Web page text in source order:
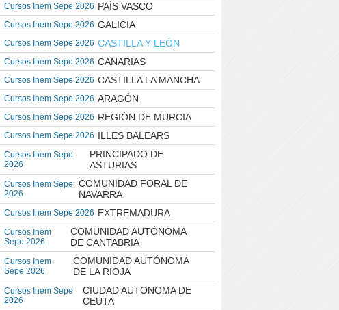
Cursos Inem Sepe 2026 PAÍS VASCO
Cursos Inem Sepe 2026 GALICIA
Cursos Inem Sepe 2026 CASTILLA Y LEÓN
Cursos Inem Sepe 2026 CANARIAS
Cursos Inem Sepe 2026 CASTILLA LA MANCHA
Cursos Inem Sepe 2026 ARAGÓN
Cursos Inem Sepe 2026 REGIÓN DE MURCIA
Cursos Inem Sepe 2026 ILLES BALEARS
Cursos Inem Sepe
2026
PRINCIPADO DE
ASTURIAS
Cursos Inem Sepe
2026
COMUNIDAD FORAL DE
NAVARRA
Cursos Inem Sepe 2026 EXTREMADURA
Cursos Inem
Sepe 2026
COMUNIDAD AUTÓNOMA
DE CANTABRIA
Cursos Inem
Sepe 2026
COMUNIDAD AUTÓNOMA
DE LA RIOJA
Cursos Inem Sepe
2026
CIUDAD AUTONOMA DE
CEUTA